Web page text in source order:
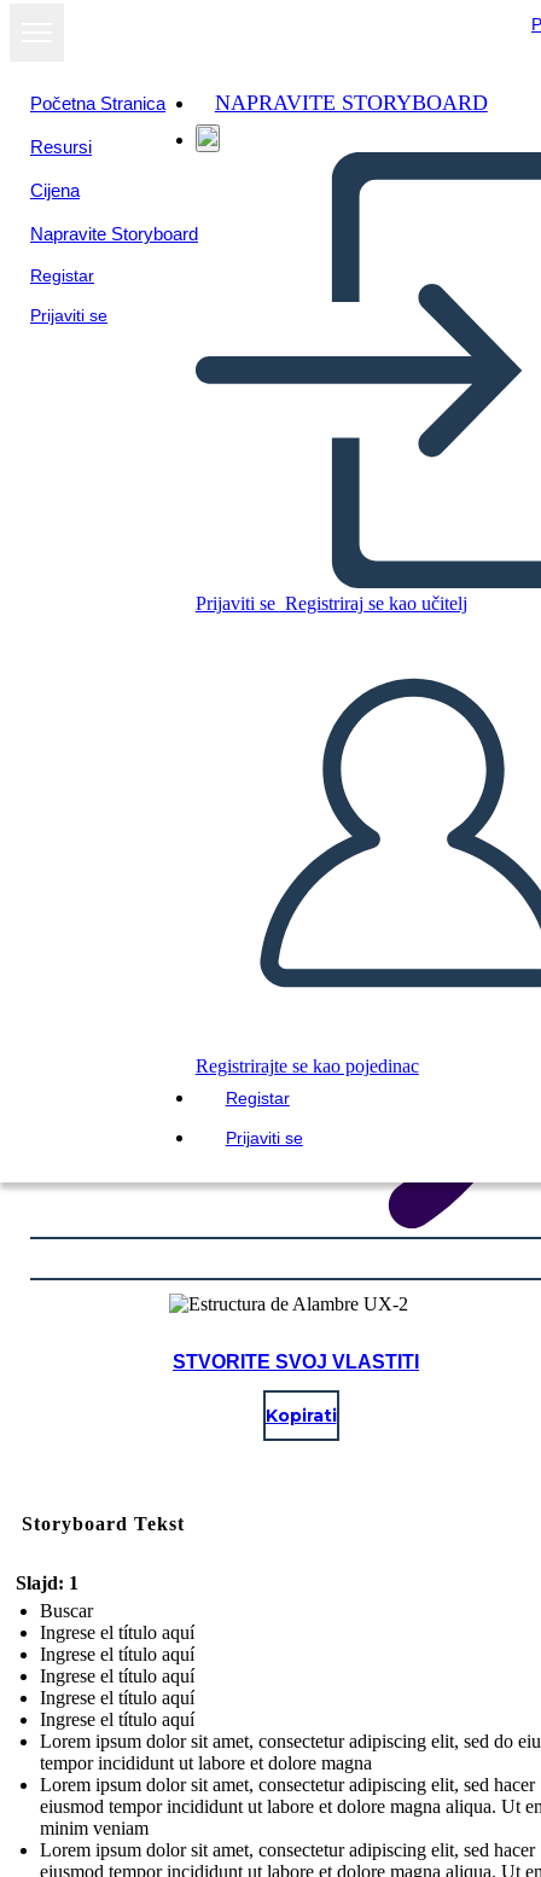
Početna Stranica
Resursi
Cijena
Napravite Storyboard
Registar
Prijaviti se
NAPRAVITE STORYBOARD
Prijaviti se Registriraj se kao učitelj
Registrirajte se kao pojedinac
Registar
Prijaviti se
Kopirajte ovaj Storyboard
REPRODUCIRAJ DIJAPROJEKCIJU
ČITAJ MI
STVORITE SVOJ VLASTITI
Kopirati
Storyboard Tekst
Slajd: 1
Buscar
Ingrese el título aquí
Ingrese el título aquí
Ingrese el título aquí
Ingrese el título aquí
Ingrese el título aquí
Lorem ipsum dolor sit amet, consectetur adipiscing elit, sed do
tempor incididunt ut labore et dolore magna
Lorem ipsum dolor sit amet, consectetur adipiscing elit, sed hacer
eiusmod tempor incididunt ut labore et dolore magna aliqua. Ut
minim veniam
Lorem ipsum dolor sit amet, consectetur adipiscing elit, sed hacer
eiusmod tempor incididunt ut labore et dolore magna aliqua. Ut